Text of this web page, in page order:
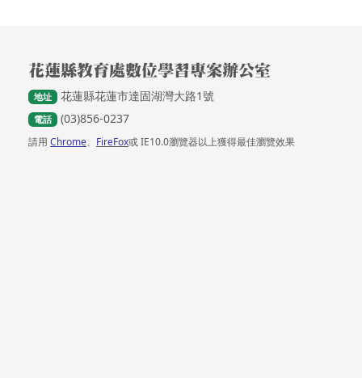
花蓮縣教育處數位學習專案辦公室
地址 花蓮縣花蓮市達固湖灣大路1號
電話 (03)856-0237
請用 Chrome、 FireFox或 IE10.0瀏覽器以上獲得最佳瀏覽效果